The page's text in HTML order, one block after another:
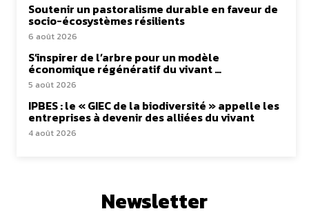
Soutenir un pastoralisme durable en faveur de
socio-écosystèmes résilients
6 août 2026
S’inspirer de l’arbre pour un modèle
économique régénératif du vivant …
5 août 2026
IPBES : le « GIEC de la biodiversité » appelle les
entreprises à devenir des alliées du vivant
4 août 2026
Newsletter